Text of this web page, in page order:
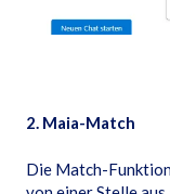
2. Maia-Match
Die Match-